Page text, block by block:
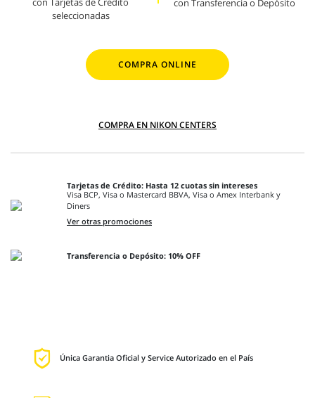
seleccionadas
con Transferencia o Depósito
COMPRA ONLINE
COMPRA EN NIKON CENTERS
Tarjetas de Crédito: Hasta 12 cuotas sin intereses
Visa BCP, Visa o Mastercard BBVA, Visa o Amex Interbank y
Diners
Ver otras promociones
Transferencia o Depósito: 10% OFF
Única Garantia Oficial y Service Autorizado en el País